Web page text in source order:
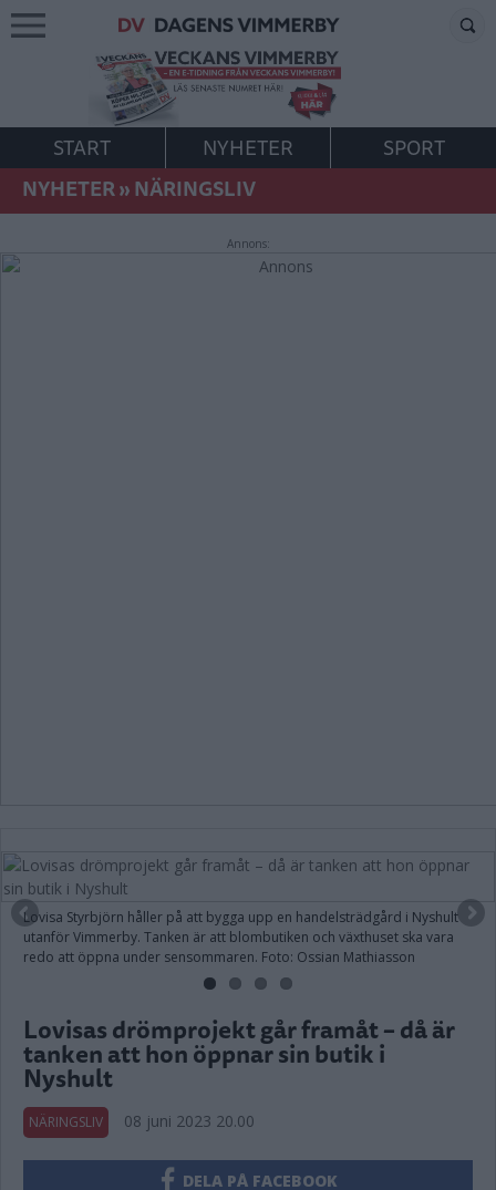
START NYHETER
SPORT
NYHETER»NÄRINGSLIV
Annons:
Lovisa Styrbjörn håller på att bygga upp en handelsträdgård i Nyshult
utanför Vimmerby. Tanken är att blombutiken och växthuset ska vara
redo att öppna under sensommaren. Foto: Ossian Mathiasson
Lovisas drömprojekt går framåt – då är
tanken att hon öppnar sin butik i
Nyshult
NÄRINGSLIV 08 juni 2023 20.00
DELA PÅ FACEBOOK